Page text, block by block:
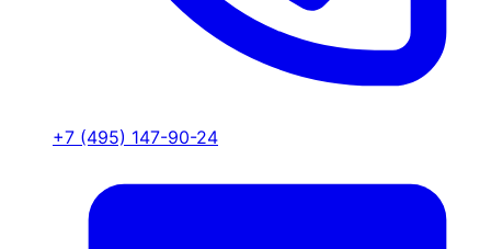
+7 (495) 147-90-24